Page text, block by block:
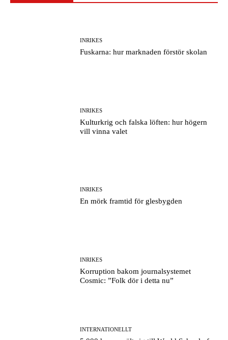
INRIKES
Fuskarna: hur marknaden förstör skolan
INRIKES
Kulturkrig och falska löften: hur högern
vill vinna valet
INRIKES
En mörk framtid för glesbygden
INRIKES
Korruption bakom journalsystemet
Cosmic: ”Folk dör i detta nu”
INTERNATIONELLT